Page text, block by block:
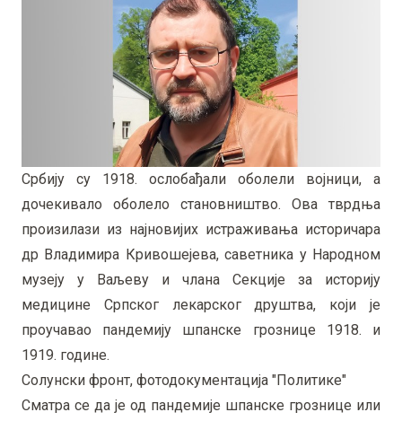
Србију су 1918. ослобађали оболели војници, а
дочекивало оболело становништво. Ова тврдња
произилази из најновијих истраживања историчара
др Владимира Кривошејева, саветника у Народном
музеју у Ваљеву и члана Секције за историју
медицине Српског лекарског друштва, који је
проучавао пандемију шпанске грознице 1918. и
1919. године.
Солунски фронт, фотодокументација "Политике"
Сматра се да је од пандемије шпанске грознице или